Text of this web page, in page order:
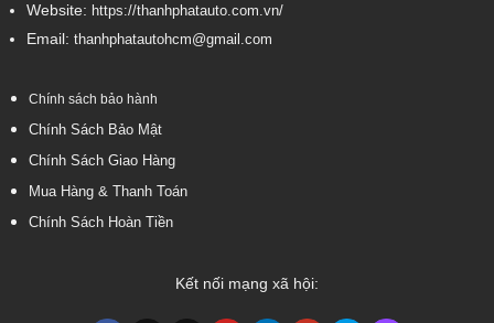
Website: https://thanhphatauto.com.vn/
Email: thanhphatautohcm@gmail.com
Chính sách bảo hành
Chính Sách Bảo Mật
Chính Sách Giao Hàng
Mua Hàng & Thanh Toán
Chính Sách Hoàn Tiền
Kết nối mạng xã hội: